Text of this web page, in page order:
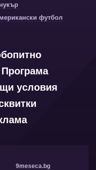
футбол
условия
9meseca.bg